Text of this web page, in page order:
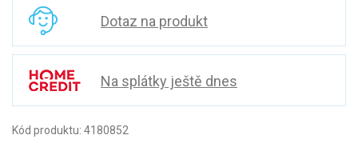
Dotaz na produkt
Na splátky ještě dnes
Kód produktu: 4180852